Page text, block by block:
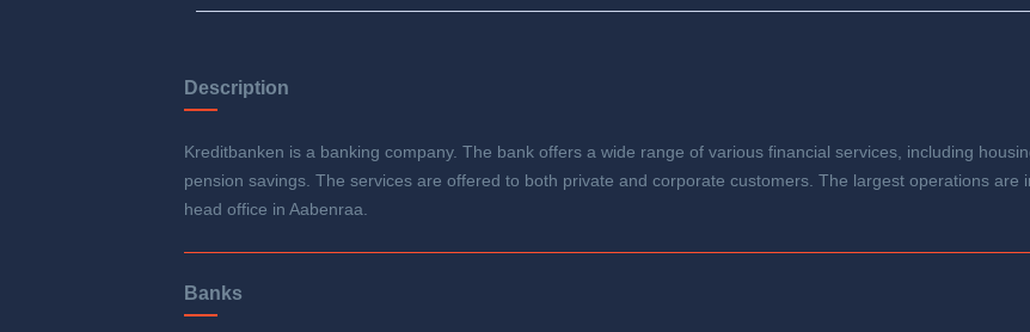
Description
Kreditbanken is a banking company. The bank offers a wide range of various financial services, including
pension savings. The services are offered to both private and corporate customers. The largest operations
head office in Aabenraa.
Banks